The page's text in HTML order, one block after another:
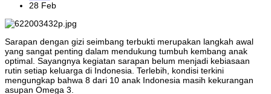
28 Feb
Sarapan dengan gizi seimbang terbukti merupakan langkah awal
yang sangat penting dalam mendukung tumbuh kembang anak
optimal. Sayangnya kegiatan sarapan belum menjadi kebiasaan
rutin setiap keluarga di Indonesia. Terlebih, kondisi terkini
mengungkap bahwa 8 dari 10 anak Indonesia masih kekurangan
asupan Omega 3.